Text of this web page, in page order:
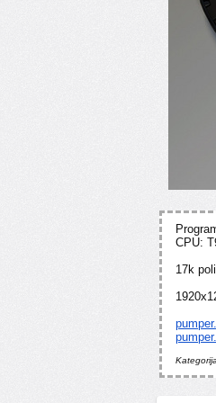
CPU:
17k